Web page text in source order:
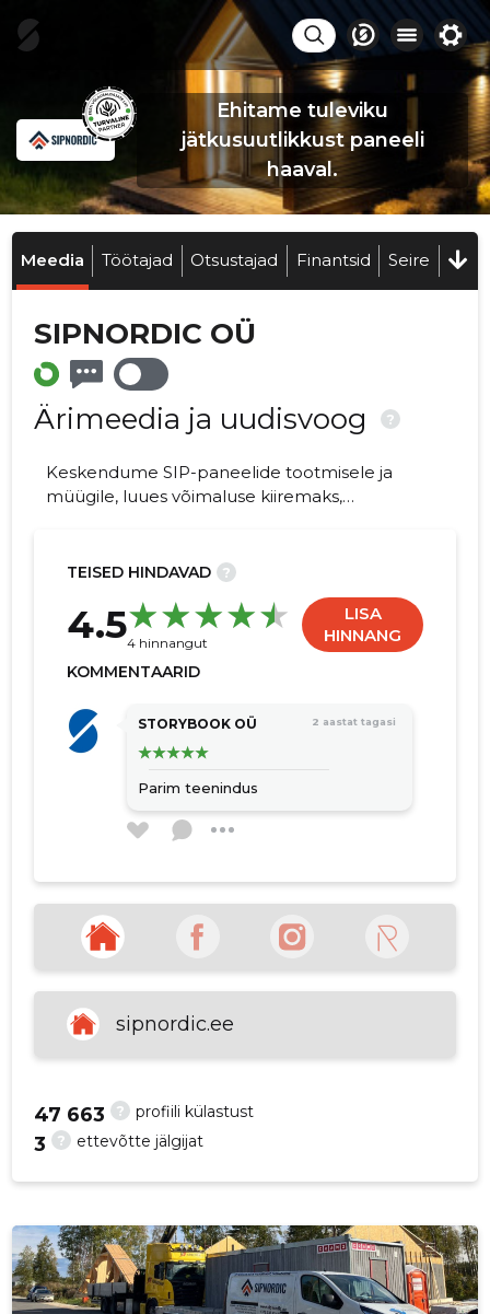
Ehitame tuleviku
jätkusuutlikkust paneeli
haaval.
Meedia Töötajad Otsustajad Finantsid Seire
SIPNORDIC OÜ
Ärimeedia ja uudisvoog ?
Keskendume SIP-paneelide tootmisele ja
müügile, luues võimaluse kiiremaks,
TEISED HINDAVAD ?
4.54 hinnangut
LISA
HINNANG
KOMMENTAARID
STORYBOOK OÜ 2 aastat tagasi
Parim teenindus
sipnordic.ee
? profiili külastust
47 663
? ettevõtte jälgijat
3